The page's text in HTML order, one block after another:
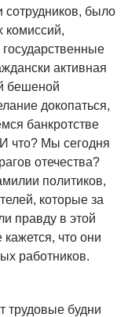
сотрудников, было
комиссий,
активная
бешеной
докопаться,
банкротстве
что? Мы сегодня
отечества?
политиков,
которые за
правду в этой
что они
работников.
трудовые будни